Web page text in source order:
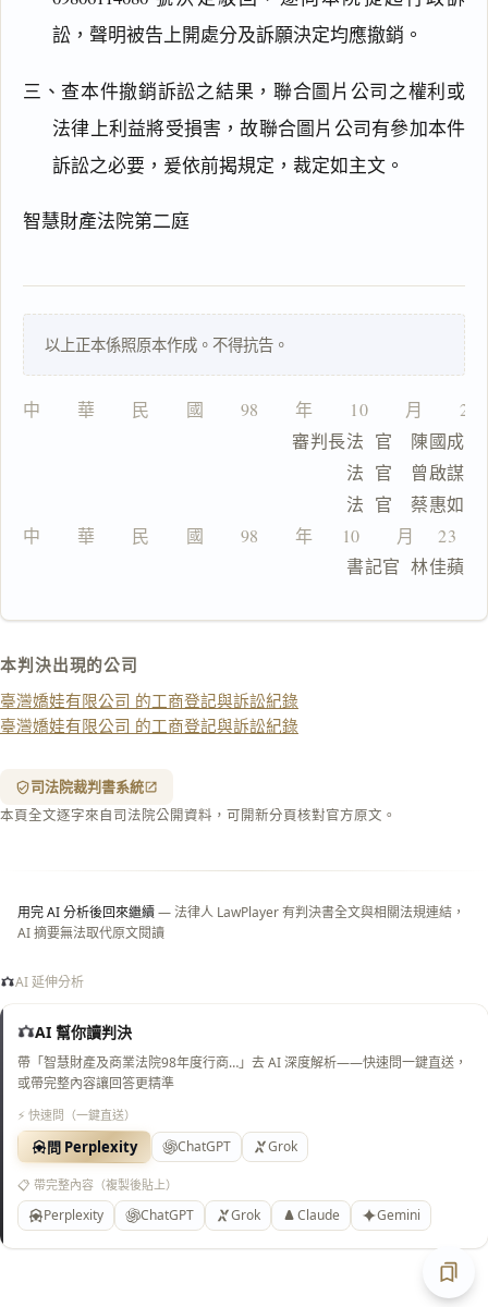
訟，聲明被告上開處分及訴願決定均應撤銷。
三、查本件撤銷訴訟之結果，聯合圖片公司之權利或
法律上利益將受損害，故聯合圖片公司有參加本件
訴訟之必要，爰依前揭規定，裁定如主文。
智慧財產法院第二庭
以上正本係照原本作成。不得抗告。
中　　華　　民　　國　　98　　年　　10　　月　　23
                              審判長法  官　陳國成
                                    法  官　曾啟謀
                                    法  官　蔡惠如
中　　華　　民　　國　　98　　年　  10　　月　 23
                              書記官  林佳蘋
本判決出現的公司
臺灣嬌娃有限公司 的工商登記與訴訟紀錄
臺灣嬌娃有限公司 的工商登記與訴訟紀錄
司法院裁判書系統
本頁全文逐字來自司法院公開資料，可開新分頁核對官方原文。
用完 AI 分析後回來繼續— 法律人 LawPlayer 有判決書全文與相關法規連結，
AI 摘要無法取代原文閱讀
AI 延伸分析
AI 幫你讀判決
帶「智慧財產及商業法院98年度行商…」去 AI 深度解析——快速問一鍵直送，
或帶完整內容讓回答更精準
⚡ 快速問（一鍵直送）
問 Perplexity ChatGPT Grok
📋 帶完整內容（複製後貼上）
Perplexity ChatGPT Grok Claude Gemini
搜尋本
由
鍵
複
製
全
文
複製給 AI
去換行複製
匯出 PDF
精美列印